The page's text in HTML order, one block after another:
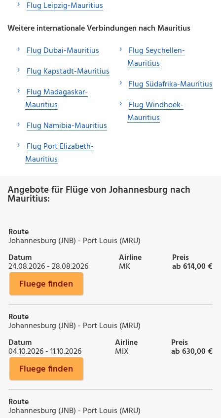
Flug Leipzig-Mauritius
Weitere internationale Verbindungen nach Mauritius
Flug Dubai-Mauritius
Flug Kapstadt-Mauritius
Flug Madagaskar-
Mauritius
Flug Namibia-Mauritius
Flug Port Elizabeth-
Mauritius
Flug Seychellen-
Mauritius
Flug Südafrika-Mauritius
Flug Windhoek-
Mauritius
Angebote für Flüge von Johannesburg nach
Mauritius:
Route
Johannesburg (JNB) - Port Louis (MRU)
Datum
24.08.2026 - 28.08.2026
Airline
MK
Preis
ab 614,00 €
Fluege finden
Route
Johannesburg (JNB) - Port Louis (MRU)
Datum
04.10.2026 - 11.10.2026
Airline
MIX
Preis
ab 630,00 €
Fluege finden
Route
Johannesburg (JNB) - Port Louis (MRU)